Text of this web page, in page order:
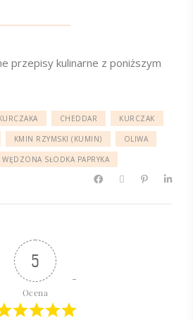
przepisy kulinarne z poniższym
CHEDDAR KURCZAK
KMIN RZYMSKI (KUMIN) OLIWA
WĘDZONA SŁODKA PAPRYKA
5
Ocena